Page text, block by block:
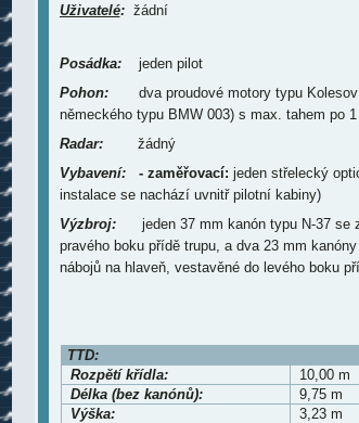
Uživatelé:žádní
Posádka:jeden pilot
Pohon:dva proudové motory typu Kolesov
německého typu BMW 003) s max. tahem po
Radar:žádný
Vybavení:
- zaměřovací: jeden střelecký
instalace se nachází uvnitř pilotní kabiny)
Výzbroj:jeden 37 mm kanón typu N-37 se
pravého boku přídě trupu, a dva 23 mm
nábojů na hlaveň, vestavěné do levého boku
TTD:
Rozpětí křídla:
10,00 m
Délka (bez kanónů):
9,75 m
Výška:
3,23 m